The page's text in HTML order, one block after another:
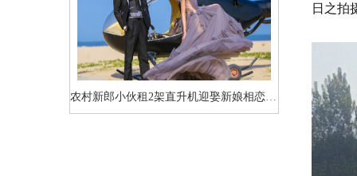
农村新郎小伙租2架直升机迎娶新娘相恋7年婚礼十分浪漫
日之拍